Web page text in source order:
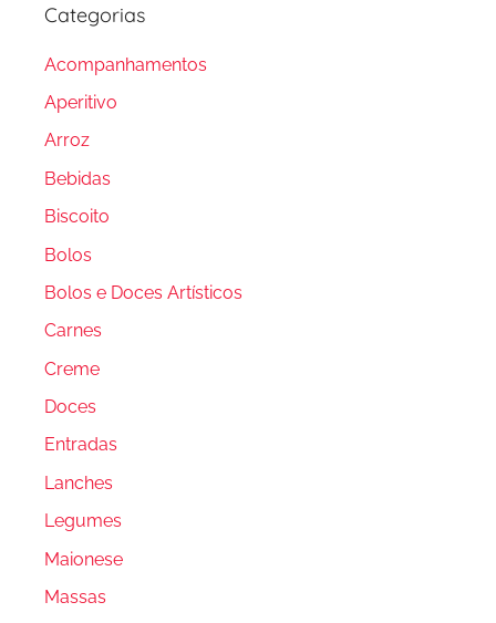
Categorias
Acompanhamentos
Aperitivo
Arroz
Bebidas
Biscoito
Bolos
Bolos e Doces Artísticos
Carnes
Creme
Doces
Entradas
Lanches
Legumes
Maionese
Massas